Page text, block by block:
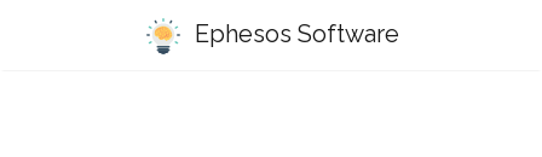
Ephesos Software